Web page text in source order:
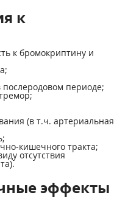
к
к бромокриптину и
периоде;
(в т.ч. артериальная
кишечного тракта;
отсутствия
эффекты